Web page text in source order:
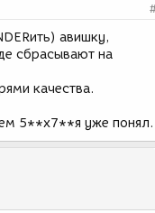
авишку,
сбрасывают на
качества.
5**х7**я уже понял.